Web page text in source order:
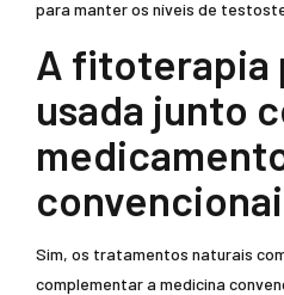
para manter os níveis de
A fitoterapia
usada junto
Sim, os tratamentos naturais
complementar a medicina